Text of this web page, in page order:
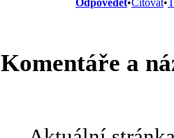
Odpovědět•Citovat•
Komentáře a